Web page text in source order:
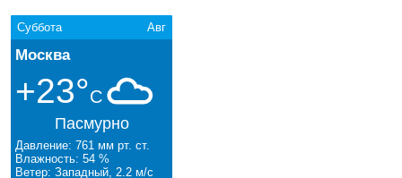
Суббота Авг
Москва
+23°C
Пасмурно
Давление: 761 мм рт. ст.
Влажность: 54 %
Ветер: Западный, 2.2 м/с